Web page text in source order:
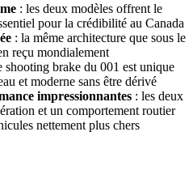
: les deux modèles offrent le
pour la crédibilité au Canada
: la même architecture que sous le
reçu mondialement
brake du 001 est unique
et moderne sans être dérivé
impressionnantes : les deux
et un comportement routier
nettement plus chers